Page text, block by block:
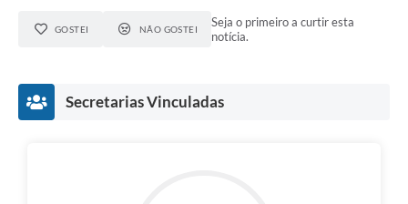
GOSTEI NÃO GOSTEI
Seja o primeiro a curtir esta
notícia.
Secretarias Vinculadas